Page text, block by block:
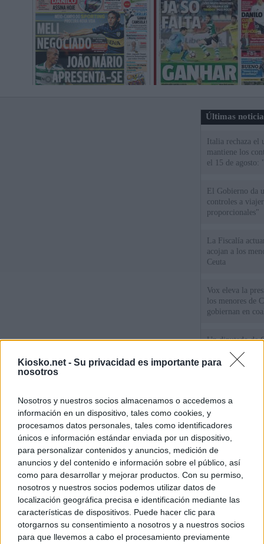
Kiosko.net - Su privacidad es importante para
nosotros
Nosotros y nuestros socios almacenamos o accedemos a
información en un dispositivo, tales como cookies, y
procesamos datos personales, tales como identificadores
únicos e información estándar enviada por un dispositivo,
para personalizar contenidos y anuncios, medición de
anuncios y del contenido e información sobre el público, así
como para desarrollar y mejorar productos. Con su permiso,
nosotros y nuestros socios podemos utilizar datos de
localización geográfica precisa e identificación mediante las
características de dispositivos. Puede hacer clic para
otorgarnos su consentimiento a nosotros y a nuestros socios
para que llevemos a cabo el procesamiento previamente
Últimas
Italia rechaza
mantiene los
el 15 de agosto:
El Gobierno da
controles a
proporcionales"
La Fiscalía
acojan a los
Ceuta
Vox eleva la
los menores de
gobiernan en
Un diputado de
ante la Fiscalía
los inmigrantes”
ministros
de Ceuta
© Kiosko.net Aviso Legal Privacidad y Cookies